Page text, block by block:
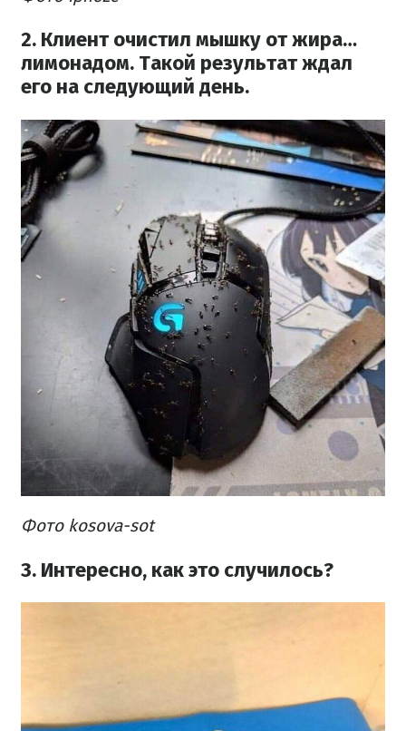
2. Клиент очистил мышку от жира…
лимонадом. Такой результат ждал
его на следующий день.
Фото kosova-sot
3. Интересно, как это случилось?